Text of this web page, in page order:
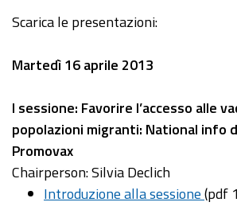
Scarica le presentazioni:
Martedì 16 aprile 2013
I sessione: Favorire l’accesso alle
popolazioni migranti: National info
Promovax
Chairperson: Silvia Declich
Introduzione alla sessione(pdf